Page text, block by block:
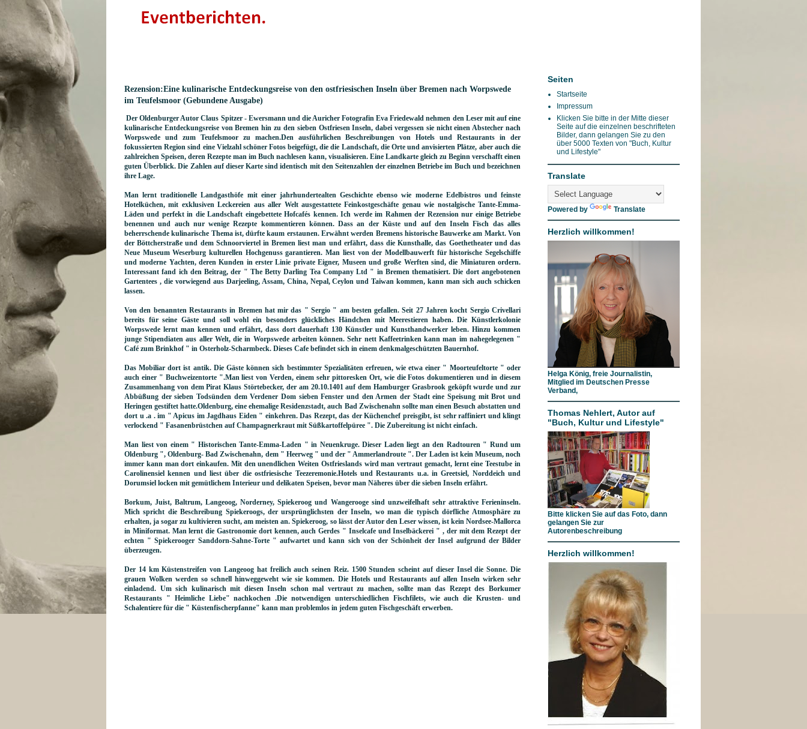
Rezension:Eine kulinarische Entdeckungsreise von den ostfriesischen Inseln über Bremen nach Worpswede
im Teufelsmoor (Gebundene Ausgabe)
Der Oldenburger Autor Claus Spitzer - Ewersmann und die Auricher Fotografin Eva Friedewald nehmen den Leser mit auf eine
kulinarische Entdeckungsreise von Bremen hin zu den sieben Ostfriesen Inseln, dabei vergessen sie nicht einen Abstecher nach
Worpswede und zum Teufelsmoor zu machen.Den ausführlichen Beschreibungen von Hotels und Restaurants in der
fokussierten Region sind eine Vielzahl schöner Fotos beigefügt, die die Landschaft, die Orte und anvisierten Plätze, aber auch die
zahlreichen Speisen, deren Rezepte man im Buch nachlesen kann, visualisieren. Eine Landkarte gleich zu Beginn verschafft einen
guten Überblick. Die Zahlen auf dieser Karte sind identisch mit den Seitenzahlen der einzelnen Betriebe im Buch und bezeichnen
ihre Lage.
Man lernt traditionelle Landgasthöfe mit einer jahrhundertealten Geschichte ebenso wie moderne Edelbistros und feinste
Hotelküchen, mit exklusiven Leckereien aus aller Welt ausgestattete Feinkostgeschäfte genau wie nostalgische Tante-Emma-
Läden und perfekt in die Landschaft eingebettete Hofcafés kennen. Ich werde im Rahmen der Rezension nur einige Betriebe
benennen und auch nur wenige Rezepte kommentieren können. Dass an der Küste und auf den Inseln Fisch das alles
beherrschende kulinarische Thema ist, dürfte kaum erstaunen. Erwähnt werden Bremens historische Bauwerke am Markt. Von
der Böttcherstraße und dem Schnoorviertel in Bremen liest man und erfährt, dass die Kunsthalle, das Goethetheater und das
Neue Museum Weserburg kulturellen Hochgenuss garantieren. Man liest von der Modellbauwerft für historische Segelschiffe
und moderne Yachten, deren Kunden in erster Linie private Eigner, Museen und große Werften sind, die Miniaturen ordern.
Interessant fand ich den Beitrag, der " The Betty Darling Tea Company Ltd " in Bremen thematisiert. Die dort angebotenen
Gartentees , die vorwiegend aus Darjeeling, Assam, China, Nepal, Ceylon und Taiwan kommen, kann man sich auch schicken
lassen.
Von den benannten Restaurants in Bremen hat mir das " Sergio " am besten gefallen. Seit 27 Jahren kocht Sergio Crivellari
bereits für seine Gäste und soll wohl ein besonders glückliches Händchen mit Meerestieren haben. Die Künstlerkolonie
Worpswede lernt man kennen und erfährt, dass dort dauerhaft 130 Künstler und Kunsthandwerker leben. Hinzu kommen
junge Stipendiaten aus aller Welt, die in Worpswede arbeiten können. Sehr nett Kaffeetrinken kann man im nahegelegenen "
Café zum Brinkhof " in Osterholz-Scharmbeck. Dieses Cafe befindet sich in einem denkmalgeschützten Bauernhof.
Das Mobiliar dort ist antik. Die Gäste können sich bestimmter Spezialitäten erfreuen, wie etwa einer " Moorteufeltorte " oder
auch einer " Buchweizentorte ".Man liest von Verden, einem sehr pittoresken Ort, wie die Fotos dokumentieren und in diesem
Zusammenhang von dem Pirat Klaus Störtebecker, der am 20.10.1401 auf dem Hamburger Grasbrook geköpft wurde und zur
Abbüßung der sieben Todsünden dem Verdener Dom sieben Fenster und den Armen der Stadt eine Speisung mit Brot und
Heringen gestiftet hatte.Oldenburg, eine ehemalige Residenzstadt, auch Bad Zwischenahn sollte man einen Besuch abstatten und
dort u .a . im " Apicus im Jagdhaus Eiden " einkehren. Das Rezept, das der Küchenchef preisgibt, ist sehr raffiniert und klingt
verlockend " Fasanenbrüstchen auf Champagnerkraut mit Süßkartoffelpüree ". Die Zubereitung ist nicht einfach.
Man liest von einem " Historischen Tante-Emma-Laden " in Neuenkruge. Dieser Laden liegt an den Radtouren " Rund um
Oldenburg ", Oldenburg- Bad Zwischenahn, dem " Heerweg " und der " Ammerlandroute ". Der Laden ist kein Museum, noch
immer kann man dort einkaufen. Mit den unendlichen Weiten Ostfrieslands wird man vertraut gemacht, lernt eine Teestube in
Carolinensiel kennen und liest über die ostfriesische Teezeremonie.Hotels und Restaurants u.a. in Greetsiel, Norddeich und
Dorumsiel locken mit gemütlichem Interieur und delikaten Speisen, bevor man Näheres über die sieben Inseln erfährt.
Borkum, Juist, Baltrum, Langeoog, Norderney, Spiekeroog und Wangerooge sind unzweifelhaft sehr attraktive Ferieninseln.
Mich spricht die Beschreibung Spiekeroogs, der ursprünglichsten der Inseln, wo man die typisch dörfliche Atmosphäre zu
erhalten, ja sogar zu kultivieren sucht, am meisten an. Spiekeroog, so lässt der Autor den Leser wissen, ist kein Nordsee-Mallorca
in Miniformat. Man lernt die Gastronomie dort kennen, auch Gerdes " Inselcafe und Inselbäckerei " , der mit dem Rezept der
echten " Spiekerooger Sanddorn-Sahne-Torte " aufwartet und kann sich von der Schönheit der Insel aufgrund der Bilder
überzeugen.
Der 14 km Küstenstreifen von Langeoog hat freilich auch seinen Reiz. 1500 Stunden scheint auf dieser Insel die Sonne. Die
grauen Wolken werden so schnell hinweggeweht wie sie kommen. Die Hotels und Restaurants auf allen Inseln wirken sehr
einladend. Um sich kulinarisch mit diesen Inseln schon mal vertraut zu machen, sollte man das Rezept des Borkumer
Restaurants " Heimliche Liebe" nachkochen .Die notwendigen unterschiedlichen Fischfilets, wie auch die Krusten- und
Schalentiere für die " Küstenfischerpfanne" kann man problemlos in jedem guten Fischgeschäft erwerben.
Seiten
Startseite
Impressum
Klicken Sie bitte in der Mitte dieser
Seite auf die einzelnen beschrifteten
Bilder, dann gelangen Sie zu den
über 5000 Texten von "Buch, Kultur
und Lifestyle"
Translate
Powered by Translate
Herzlich willkommen!
Helga König, freie Journalistin,
Mitglied im Deutschen Presse
Verband,
Thomas Nehlert, Autor auf
"Buch, Kultur und Lifestyle"
Bitte klicken Sie auf das Foto, dann
gelangen Sie zur
Autorenbeschreibung
Herzlich willkommen!